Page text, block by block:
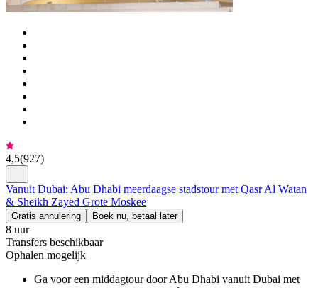
4,5(927)
Vanuit Dubai: Abu Dhabi meerdaagse stadstour met Qasr Al Watan
& Sheikh Zayed Grote Moskee
Gratis annulering Boek nu, betaal later
8 uur
Transfers beschikbaar
Ophalen mogelijk
Ga voor een middagtour door Abu Dhabi vanuit Dubai met